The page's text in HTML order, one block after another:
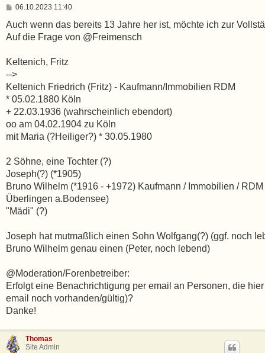
B
i
r
06.10.2023 11:40
Auch wenn das bereits 13 Jahre her ist, möchte ich zur
Auf die Frage von @Freimensch
Keltenich, Fritz
-->
Keltenich Friedrich (Fritz) - Kaufmann/Immobilien RDM
* 05.02.1880 Köln
+ 22.03.1936 (wahrscheinlich ebendort)
oo am 04.02.1904 zu Köln
mit Maria (?Heiliger?) * 30.05.1980
2 Söhne, eine Tochter (?)
Joseph(?) (*1905)
Bruno Wilhelm (*1916 - +1972) Kaufmann / Immobilien /
Überlingen a.Bodensee)
"Mädi" (?)
Joseph hat mutmaßlich einen Sohn Wolfgang(?) (ggf. noch
Bruno Wilhelm genau einen (Peter, noch lebend)
@Moderation/Forenbetreiber:
Erfolgt eine Benachrichtigung per email an Personen, die
email noch vorhanden/gültig)?
Danke!
Thomas
Site Admin